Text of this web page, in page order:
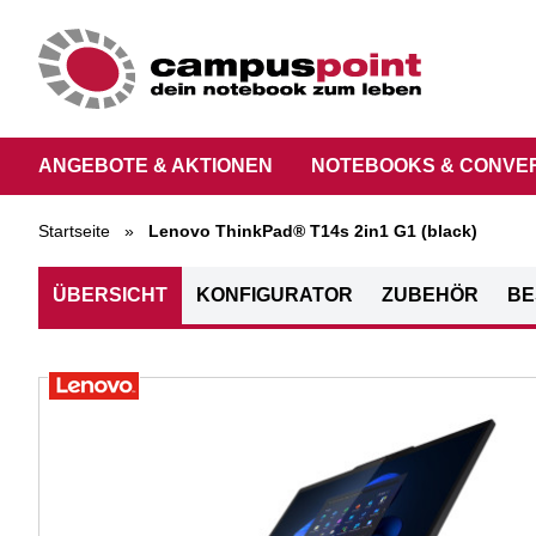
ANGEBOTE & AKTIONEN NOTEBOOKS &
Startseite » Lenovo ThinkPad® T14s 2in1 G1 (black)
ÜBERSICHT KONFIGURATOR ZUBEHÖR